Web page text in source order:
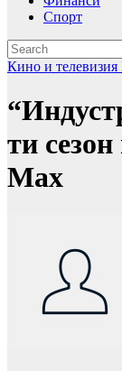
Спорт
Кино и телевизия
ти
Max